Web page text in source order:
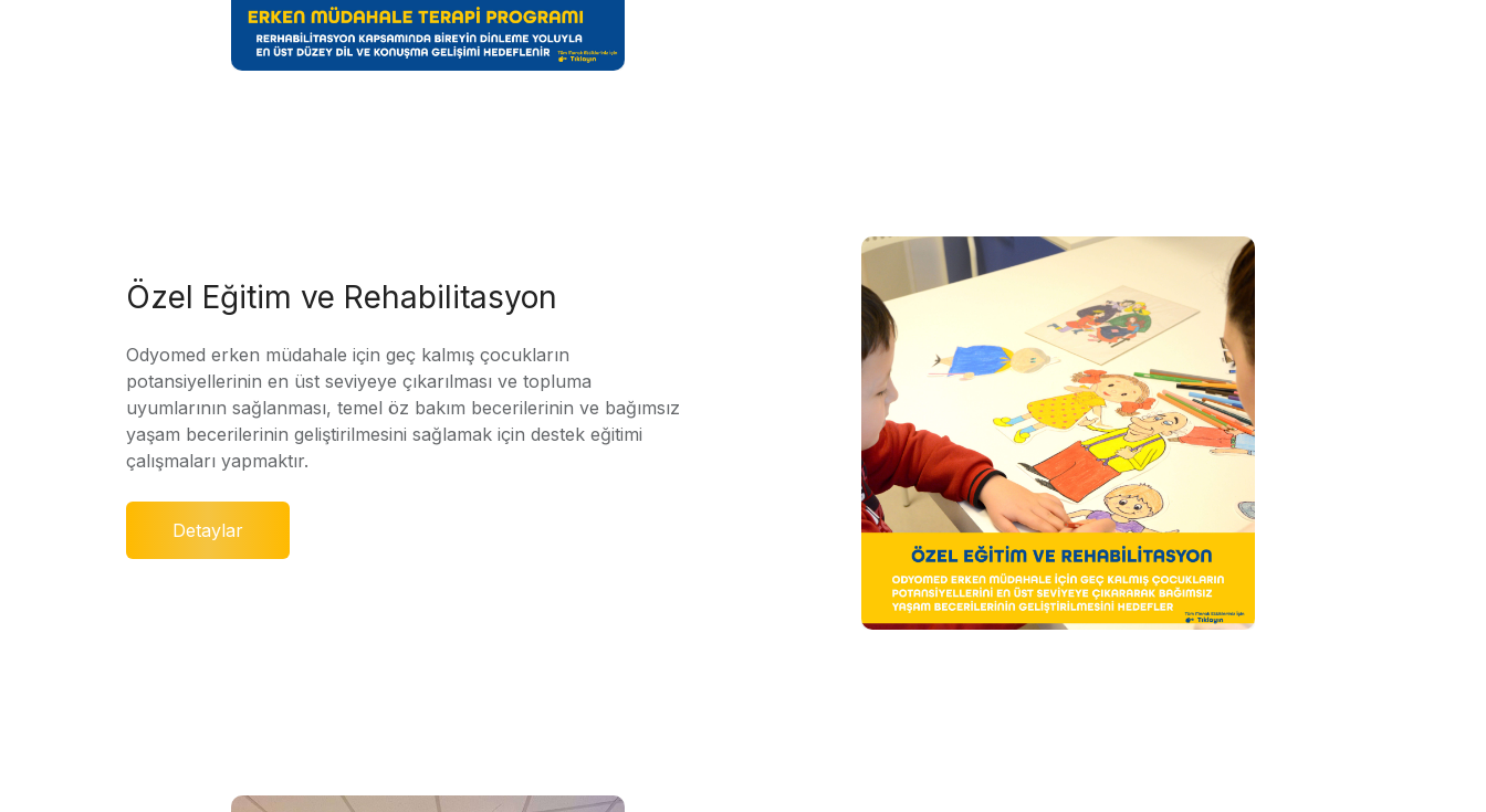
Özel Eğitim ve Rehabilitasyon
Odyomed erken müdahale için geç kalmış çocukların
potansiyellerinin en üst seviyeye çıkarılması ve topluma
uyumlarının sağlanması, temel öz bakım becerilerinin ve bağımsız
yaşam becerilerinin geliştirilmesini sağlamak için destek eğitimi
çalışmaları yapmaktır.
Detaylar